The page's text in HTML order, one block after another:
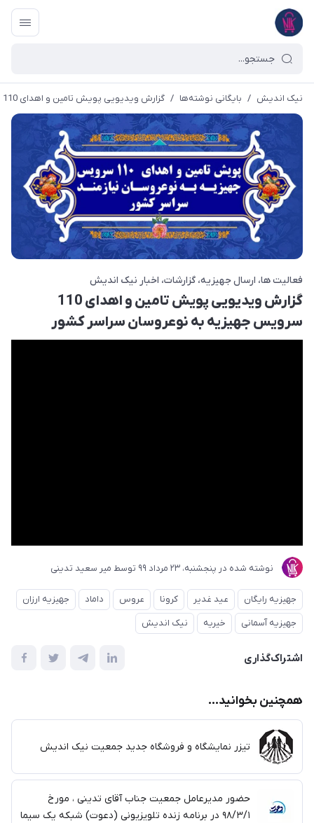
نیک اندیش / بایگانی نوشته‌ها / گزارش ویدیویی پویش تامین و اهدای 110 سرویس جهیزیه به نوعروسان سراسر کشور
فعالیت ها ارسال جهیزیه گزارشات اخبار نیک اندیش
گزارش ویدیویی پویش تامین و اهدای 110
سرویس جهیزیه به نوعروسان سراسر کشور
نوشته شده در پنجشنبه، 23 مرداد 99 توسط میر سعید تدینی
جهیزیه رایگان عید غدیر کرونا عروس داماد
جهیزیه ارزان
جهیزیه آسمانی
خیریه نیک اندیش
اشتراک‌گذاری
همچنین بخوانید...
تیزر نمایشگاه و فروشگاه جدید جمعیت نیک اندیش
حضور مدیرعامل جمعیت جناب آقای تدینی ، مورخ
۹۸/۳/۱ در برنامه زنده تلویزیونی (دعوت) شبکه یک سیما